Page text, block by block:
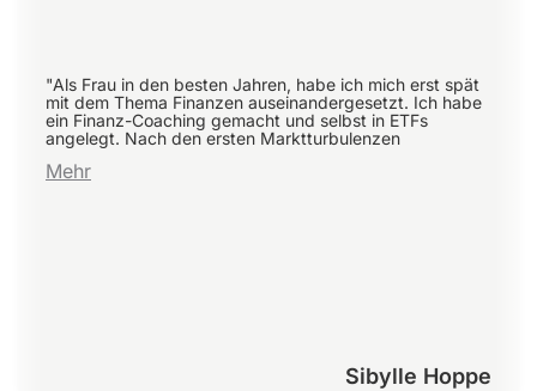
"Als Frau in den besten Jahren, habe ich mich erst spät
mit dem Thema Finanzen auseinandergesetzt. Ich habe
ein Finanz-Coaching gemacht und selbst in ETFs
angelegt. Nach den ersten Marktturbulenzen
Mehr
Sibylle Hoppe